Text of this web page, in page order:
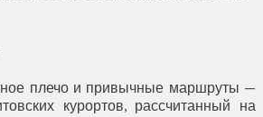
плечо и привычные маршруты —
курортов, рассчитанный на